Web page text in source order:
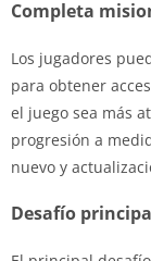
Completa
Los jugadores
para obtener
el juego sea más
progresión a
nuevo y
Desafío